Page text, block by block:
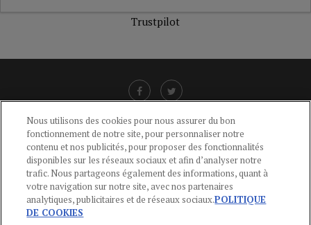
Trustpilot
LIENS UTILES
CGU-POLITIQUE DE CONFIDENTIALITÉ -POLITIQUE DES COOKIES
MENTIONS LÉGALES -AIDE
CONTACT
Nous utilisons des cookies pour nous assurer du bon
fonctionnement de notre site, pour personnaliser notre
contenu et nos publicités, pour proposer des fonctionnalités
disponibles sur les réseaux sociaux et afin d’analyser notre
trafic. Nous partageons également des informations, quant à
votre navigation sur notre site, avec nos partenaires
analytiques, publicitaires et de réseaux sociaux.POLITIQUE
DE COOKIES